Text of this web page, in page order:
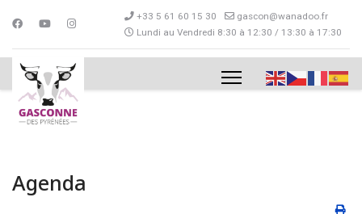
+33 5 61 60 15 30
gascon@wanadoo.fr
Lundi au Vendredi 8:30 à 12:30 / 13:30 à 17:30
Agenda